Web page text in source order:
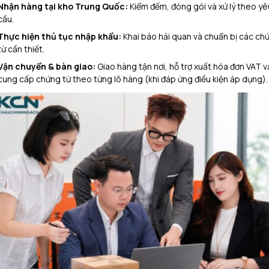
hàng tại kho Trung Quốc: Kiểm đếm, đóng gói và xử lý theo
hiện thủ tục nhập khẩu: Khai báo hải quan và chuẩn bị các
cần thiết.
chuyển & bàn giao: Giao hàng tận nơi, hỗ trợ xuất hóa đơn VAT
cấp chứng từ theo từng lô hàng (khi đáp ứng điều kiện áp dụng).